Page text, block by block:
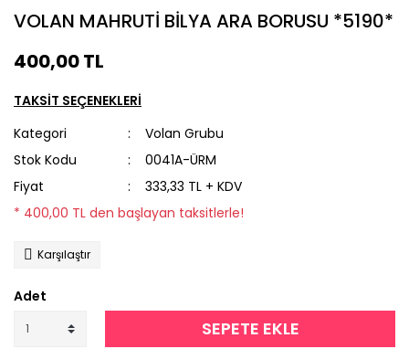
VOLAN MAHRUTİ BİLYA ARA BORUSU *5190*
400,00 TL
TAKSİT SEÇENEKLERİ
Kategori
Volan Grubu
Stok Kodu
0041A-ÜRM
Fiyat
333,33 TL + KDV
* 400,00 TL den başlayan taksitlerle!
Karşılaştır
Adet
SEPETE EKLE